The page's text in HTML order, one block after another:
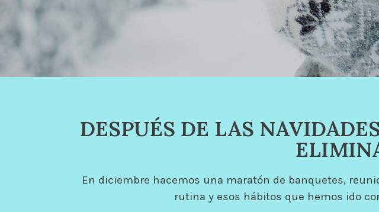
DESPUÉS DE LAS
En diciembre hacemos una maratón de banquetes,
rutina y esos hábitos que hemos ido